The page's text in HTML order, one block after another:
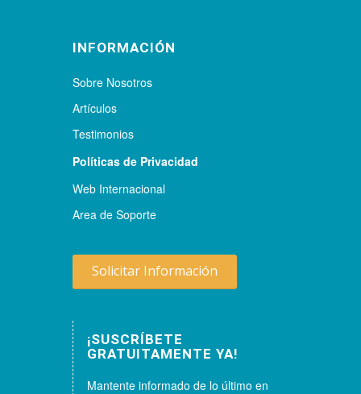
INFORMACIÓN
Sobre Nosotros
Artículos
Testimonios
Políticas de Privacidad
Web Internacional
Area de Soporte
Solicitar Información
¡SUSCRÍBETE
GRATUITAMENTE YA!
Mantente informado de lo último en